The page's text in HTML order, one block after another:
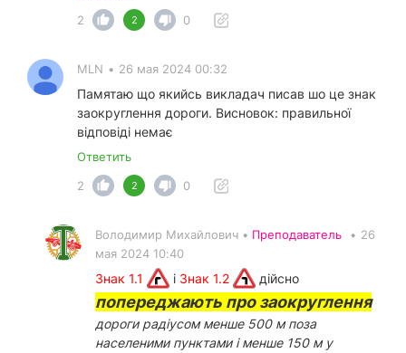
2
2 0
MLN • 26 мая 2024 00:32
Памятаю що якийсь викладач писав шо це знак
заокруглення дороги. Висновок: правильної
відповіді немає
Ответить
2
2 0
Володимир Михайлович • Преподаватель • 26
мая 2024 10:40
Знак 1.1 і Знак 1.2 дійсно
попереджають про заокруглення
дороги радіусом менше 500 м поза
населеними пунктами і менше 150 м у